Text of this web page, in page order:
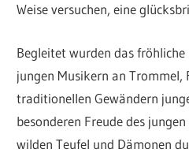
Weise versuchen, eine
Begleitet wurden das
jungen Musikern an Trommel,
traditionellen Gewändern
besonderen Freude des
wilden Teufel und Dämonen